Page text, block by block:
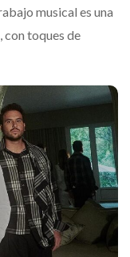
musical es una
con toques de